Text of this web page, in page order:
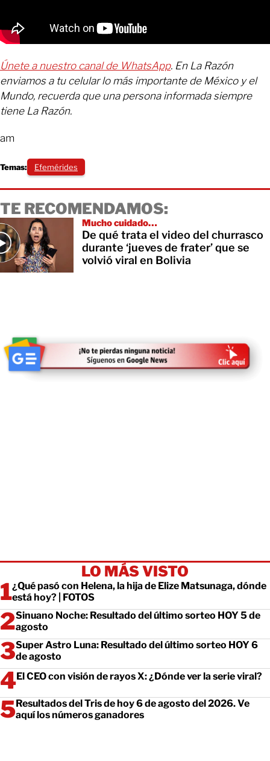
Únete a nuestro canal de WhatsApp. En La Razón
enviamos a tu celular lo más importante de México y el
Mundo, recuerda que una persona informada siempre
tiene La Razón.
am
Temas: Efemérides
TE RECOMENDAMOS:
Mucho cuidado…
De qué trata el video del churrasco
durante ‘jueves de frater’ que se
volvió viral en Bolivia
LO MÁS VISTO
¿Qué pasó con Helena, la hija de Elize Matsunaga, dónde
está hoy? | FOTOS
Sinuano Noche: Resultado del último sorteo HOY 5 de
agosto
Super Astro Luna: Resultado del último sorteo HOY 6
de agosto
El CEO con visión de rayos X: ¿Dónde ver la serie viral?
Resultados del Tris de hoy 6 de agosto del 2026. Ve
aquí los números ganadores